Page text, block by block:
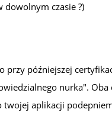
dowolnym czasie ?)
przy późniejszej
nurka".
twojej aplikacji